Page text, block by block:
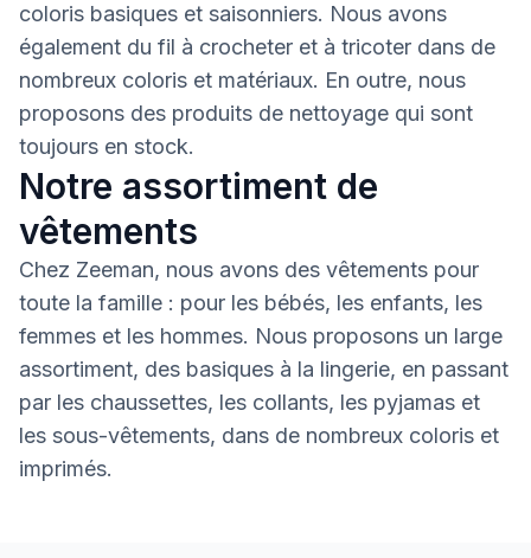
coloris basiques et saisonniers. Nous avons
également du fil à crocheter et à tricoter dans de
nombreux coloris et matériaux. En outre, nous
proposons des produits de nettoyage qui sont
toujours en stock.
Notre assortiment de
vêtements
Chez Zeeman, nous avons des vêtements pour
toute la famille : pour les bébés, les enfants, les
femmes et les hommes. Nous proposons un large
assortiment, des basiques à la lingerie, en passant
par les chaussettes, les collants, les pyjamas et
les sous-vêtements, dans de nombreux coloris et
imprimés.